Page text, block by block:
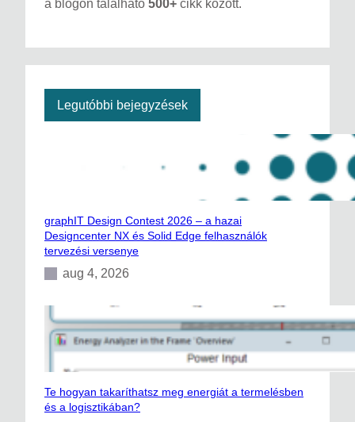
r
a blogon található 500+ cikk között.
Legutóbbi bejegyzések
graphIT Design Contest 2026 – a hazai
Designcenter NX és Solid Edge felhasználók
tervezési versenye
aug 4, 2026
Te hogyan takaríthatsz meg energiát a termelésben
és a logisztikában?